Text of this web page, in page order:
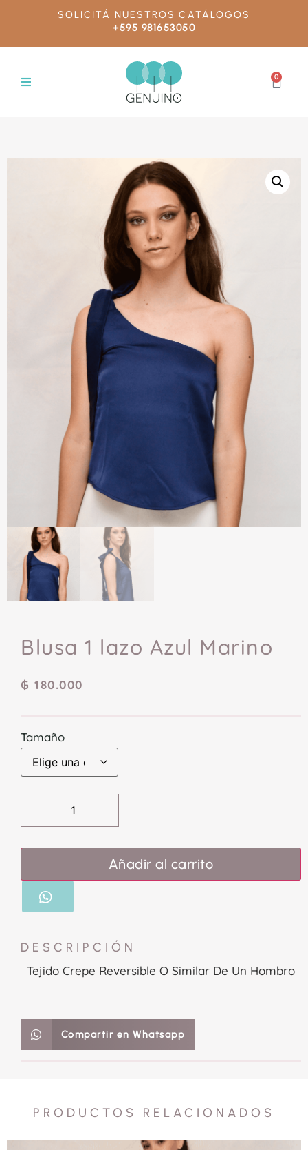
SOLICITÁ NUESTROS CATÁLOGOS
+595 981653050
0
Blusa 1 lazo Azul Marino
₲ 180.000
Tamaño
Añadir al carrito
DESCRIPCIÓN
Tejido Crepe Reversible O Similar De Un Hombro
Compartir en Whatsapp
PRODUCTOS RELACIONADOS